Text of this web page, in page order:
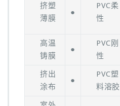
挤塑
薄膜
●
PVC柔
性
高温
铸膜
●
PVC刚
性
挤出
涂布
●
PVC塑
料溶胶